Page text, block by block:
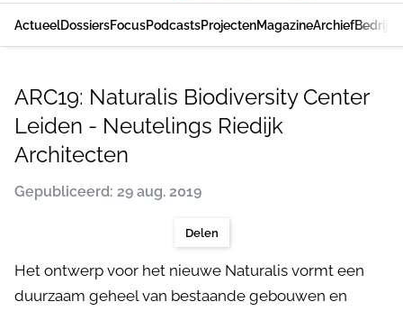
ActueelDossiersFocusPodcastsProjectenMagazineArchief
ARC19: Naturalis Biodiversity Center
Leiden - Neutelings Riedijk
Architecten
Gepubliceerd: 29 aug. 2019
Delen
Het ontwerp voor het nieuwe Naturalis vormt een
duurzaam geheel van bestaande gebouwen en